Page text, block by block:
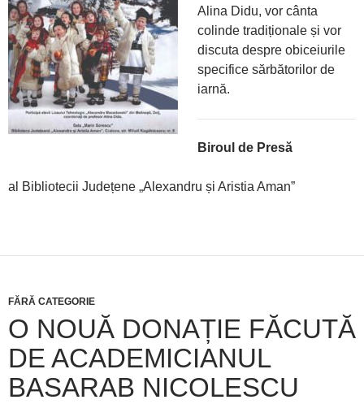
Alina Didu, vor cânta
colinde tradiționale și vor
discuta despre obiceiurile
specifice sărbătorilor de
iarnă.
Biroul de Presă
al Bibliotecii Județene „Alexandru și Aristia Aman”
FĂRĂ CATEGORIE
O NOUĂ DONAȚIE FĂCUTĂ
DE ACADEMICIANUL
BASARAB NICOLESCU